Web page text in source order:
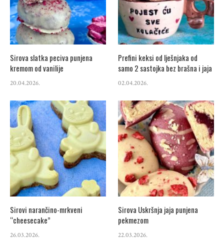
Sirova slatka peciva punjena
kremom od vanilije
20.04.2026.
Prefini keksi od lješnjaka od
samo 2 sastojka bez brašna i jaja
02.04.2026.
Sirovi narančino-mrkveni
“cheesecake”
26.03.2026.
Sirova Uskršnja jaja punjena
pekmezom
22.03.2026.